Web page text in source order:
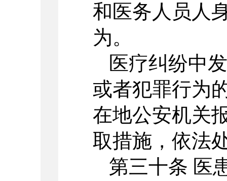
和医务人员人
为。
医疗纠纷中
或者犯罪行为
在地公安机关
取措施，依法
第三十条 医